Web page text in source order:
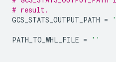
# result.
GCS_STATS_OUTPUT_PATH =
PATH_TO_WHL_FILE = ''